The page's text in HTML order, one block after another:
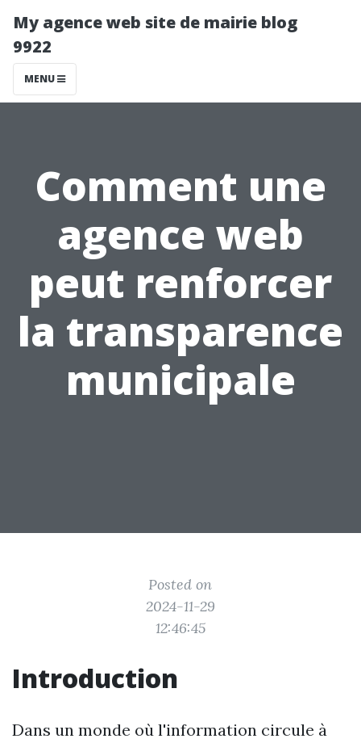
My agence web site de mairie blog
9922
MENU
Comment une
agence web
peut renforcer
la transparence
municipale
Posted on
2024-11-29
12:46:45
Introduction
Dans un monde où l'information circule à